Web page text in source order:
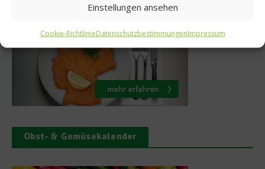
Einstellungen ansehen
Cookie-RichtlinieDatenschutzbestimmungenImpressum
Obst- & Gemüsekalender